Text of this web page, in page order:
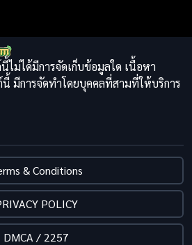
ไม่ได้มีการจัดเก็บข้อมูลใด เนื้อหา
มีการจัดทำโดยบุคคลที่สามที่ให้บริการ
& Conditions
POLICY
DMCA / 2257